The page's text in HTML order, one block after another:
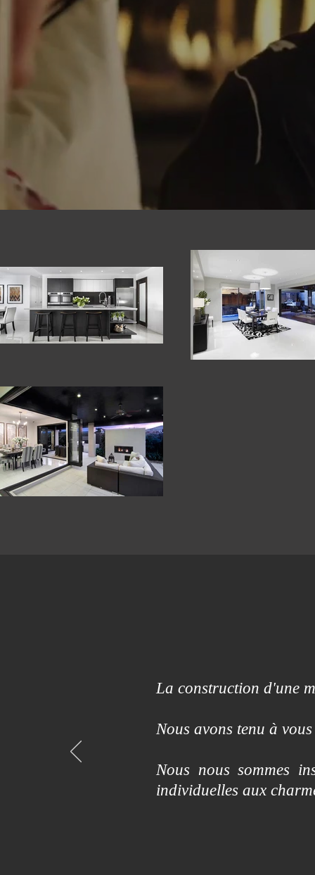
La construction d'une
Nous avons tenu à
Nous nous sommes
individuelles aux